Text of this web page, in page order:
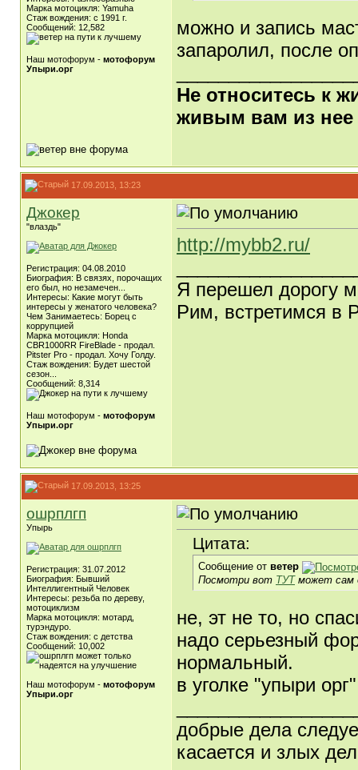
Марка мотоцикля: Yamuha
Стаж вождения: с 1991 г.
Сообщений: 12,582
Наш мотофорум - мотофорум
Упыри.орг
можно и запись
запаролил, после
Не относитесь к
живым вам из нее
17.09.2013, 13:23
Джокер
"влаздь"
Регистрация: 04.08.2010
Биография: В связях, порочащих
его был, но незамечен...
Интересы: Какие могут быть
интересы у женатого человека?
Чем Занимаетесь: Борец с
коррупцией
Марка мотоцикля: Honda
CBR1000RR FireBlade - продал.
Pitster Pro - продал. Хочу Голду.
Стаж вождения: Будет шестой
сезон...
Сообщений: 8,314
Наш мотофорум - мотофорум
Упыри.орг
http://mybb2.ru/
Я перешел дорогу
Рим, встретимся в
17.09.2013, 13:25
ошрплгп
Упырь
Регистрация: 31.07.2012
Биография: Бывший
Интеллигентный Человек
Интересы: резьба по дереву,
мотоциклизм
Марка мотоцикля: мотард,
турэндуро.
Стаж вождения: с детства
Сообщений: 10,002
Наш мотофорум - мотофорум
Упыри.орг
Цитата:
Сообщение от ветер
Посмотри вот ТУТможет сам
не, эт не то, но
надо серьезный
нормальный.
в уголке "упыри
добрые дела
касается и злых